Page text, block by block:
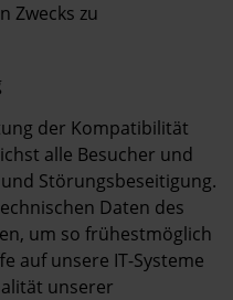
Zwecks zu
der Kompatibilität
alle Besucher und
Störungsbeseitigung.
Daten des
um so frühestmöglich
auf unsere IT-Systeme
unserer